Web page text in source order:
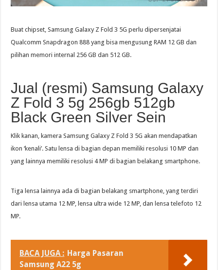
Buat chipset, Samsung Galaxy Z Fold 3 5G perlu dipersenjatai
Qualcomm Snapdragon 888 yang bisa mengusung RAM 12 GB dan
pilihan memori internal 256 GB dan 512 GB.
Jual (resmi) Samsung Galaxy
Z Fold 3 5g 256gb 512gb
Black Green Silver Sein
Klik kanan, kamera Samsung Galaxy Z Fold 3 5G akan mendapatkan
ikon ‘kenali’. Satu lensa di bagian depan memiliki resolusi 10 MP dan
yang lainnya memiliki resolusi 4 MP di bagian belakang smartphone.
Tiga lensa lainnya ada di bagian belakang smartphone, yang terdiri
dari lensa utama 12 MP, lensa ultra wide 12 MP, dan lensa telefoto 12
MP.
BACA JUGA : Harga Pasaran
Samsung A22 5g